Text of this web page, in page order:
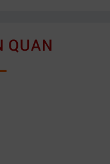
QUAN